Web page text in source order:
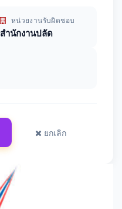
หน่วยงานรับผิดชอบ
สำนักงานปลัด
ยกเลิก